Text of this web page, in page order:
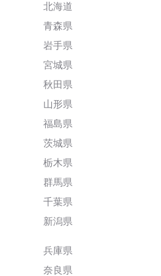
北海道
青森県
岩手県
宮城県
秋田県
山形県
福島県
茨城県
栃木県
群馬県
千葉県
新潟県
兵庫県
奈良県